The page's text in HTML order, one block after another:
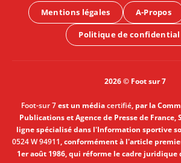
Mentions légales
A-Propos
Politique de
2026 © Foot sur 7
Foot-sur 7est un médiacertifié, par la
Publications et Agence de Presse de France,
ligne spécialisé dans l'Information sportive
0524 W 94911, conformément à l'article
1er août 1986, qui réforme le cadre juridique